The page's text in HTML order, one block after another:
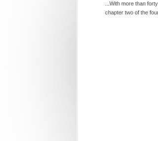
...With more than
chapter two of the